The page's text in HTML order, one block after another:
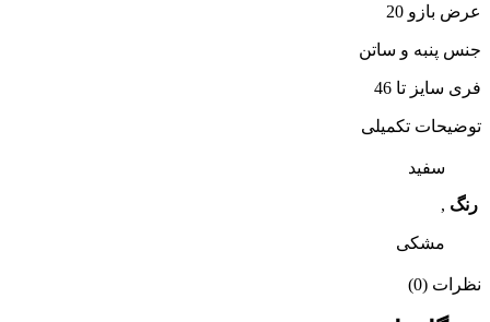
عرض بازو 20
جنس پنبه و ساتن
فری سایز تا 46
توضیحات تکمیلی
رنگ
سفید
,
مشکی
نظرات (0)